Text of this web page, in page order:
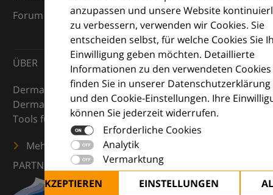
anzupassen und unsere Website
zu verbessern, verwenden wir Cookies. Sie
entscheiden selbst, für welche Cookies Sie
Einwilligung geben möchten. Detaillierte
Informationen zu den verwendeten Cookies
finden Sie in unserer Datenschutzerklärung
und den Cookie-Einstellungen. Ihre
können Sie jederzeit widerrufen.
Erforderliche Cookies
Analytik
Vermarktung
ALLE AKZEPTIEREN
EINSTELLUNGEN
Forum (EDF) und Euroderm Excellence
ÜBER
DermaCompass ist Ihr digitaler Kompass für die
Dermatologie – mit Wissen, Bildern und praktischen
Tools für den klinischen Alltag.
Mehr erfahren
PARTNER